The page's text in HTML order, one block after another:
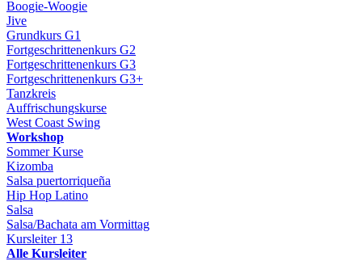
Boogie-Woogie
Jive
Grundkurs G1
Fortgeschrittenenkurs G2
Fortgeschrittenenkurs G3
Fortgeschrittenenkurs G3+
Tanzkreis
Auffrischungskurse
West Coast Swing
Workshop
Sommer Kurse
Kizomba
Salsa puertorriqueña
Hip Hop Latino
Salsa
Salsa/Bachata am Vormittag
Kursleiter 13
Alle Kursleiter